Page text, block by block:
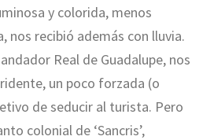
y colorida, menos
nos recibió además con lluvia.
Real de Guadalupe, nos
un poco forzada (o
de seducir al turista. Pero
colonial de ‘Sancris’,